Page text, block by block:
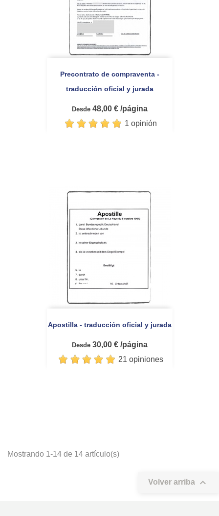
Precontrato de compraventa -
traducción oficial y jurada
Desde48,00 € /página
1 opinión
Apostilla - traducción oficial y jurada
Desde30,00 € /página
21 opiniones
Mostrando 1-14 de 14 artículo(s)
Volver arriba 